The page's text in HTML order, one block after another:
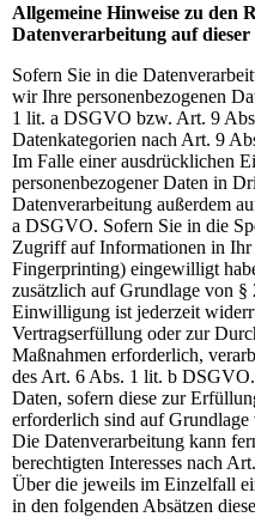
Allgemeine Hinweise zu den
Datenverarbeitung auf dieser
Sofern Sie in die
wir Ihre personenbezogenen
1 lit. a DSGVO bzw. Art. 9
Datenkategorien nach Art. 9
Im Falle einer ausdrücklichen
personenbezogener Daten in
Datenverarbeitung außerdem
a DSGVO. Sofern Sie in die
Zugriff auf Informationen in
Fingerprinting) eingewilligt
zusätzlich auf Grundlage von
Einwilligung ist jederzeit
Vertragserfüllung oder zur
Maßnahmen erforderlich,
des Art. 6 Abs. 1 lit. b
Daten, sofern diese zur
erforderlich sind auf
Die Datenverarbeitung kann
berechtigten Interesses nach
Über die jeweils im Einzelfall
in den folgenden Absätzen